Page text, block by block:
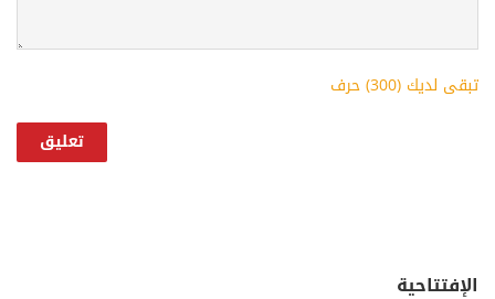
تبقى لديك (300) حرف
الإفتتاحية